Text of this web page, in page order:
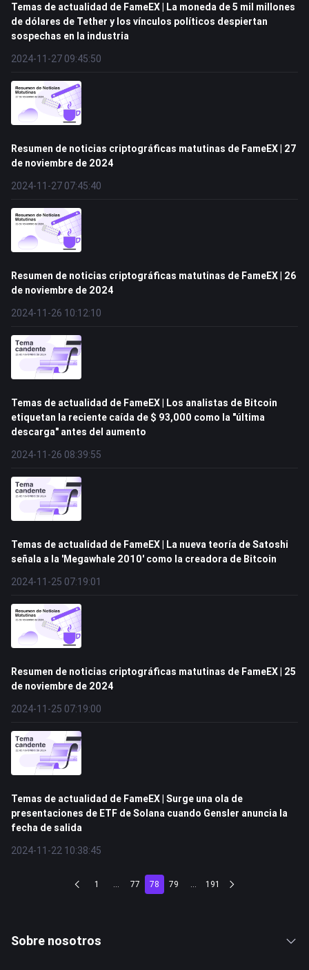
Temas de actualidad de FameEX | La moneda de 5 mil millones
de dólares de Tether y los vínculos políticos despiertan
sospechas en la industria
2024-11-27 09:45:50
Resumen de noticias criptográficas matutinas de FameEX | 27
de noviembre de 2024
2024-11-27 07:45:40
Resumen de noticias criptográficas matutinas de FameEX | 26
de noviembre de 2024
2024-11-26 10:12:10
Temas de actualidad de FameEX | Los analistas de Bitcoin
etiquetan la reciente caída de $ 93,000 como la "última
descarga" antes del aumento
2024-11-26 08:39:55
Temas de actualidad de FameEX | La nueva teoría de Satoshi
señala a la 'Megawhale 2010' como la creadora de Bitcoin
2024-11-25 07:19:01
Resumen de noticias criptográficas matutinas de FameEX | 25
de noviembre de 2024
2024-11-25 07:19:00
Temas de actualidad de FameEX | Surge una ola de
presentaciones de ETF de Solana cuando Gensler anuncia la
fecha de salida
2024-11-22 10:38:45
1 ... 77 78 79 ... 191
Sobre nosotros